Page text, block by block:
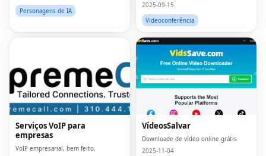
Personagens de IA
2025-09-15
Videoconferência
Serviços VoIP para
empresas
VoIP empresarial, bem feito.
VídeosSalvar
Downloade de vídeo online grátis
2025-11-04